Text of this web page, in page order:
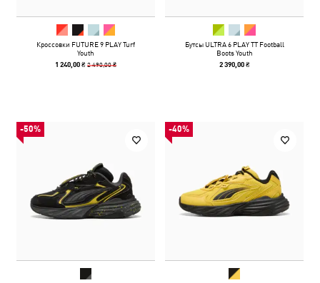
Кроссовки FUTURE 9 PLAY Turf
Youth
1 240,00 ₴2 490,00 ₴
Бутсы ULTRA 6 PLAY TT Football
Boots Youth
2 390,00 ₴
-50% -40%